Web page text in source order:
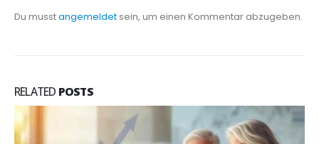
Du musstangemeldet sein, um einen Kommentar abzugeben.
RELATED POSTS